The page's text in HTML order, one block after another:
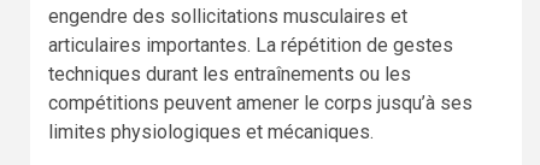
engendre des sollicitations musculaires et
articulaires importantes. La répétition de gestes
techniques durant les entraînements ou les
compétitions peuvent amener le corps jusqu’à ses
limites physiologiques et mécaniques.